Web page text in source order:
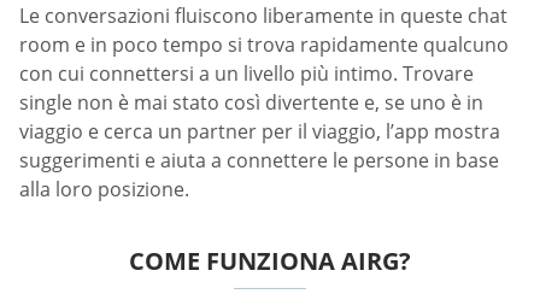
Le conversazioni fluiscono liberamente in queste chat
room e in poco tempo si trova rapidamente qualcuno
con cui connettersi a un livello più intimo. Trovare
single non è mai stato così divertente e, se uno è in
viaggio e cerca un partner per il viaggio, l’app mostra
suggerimenti e aiuta a connettere le persone in base
alla loro posizione.
COME FUNZIONA AIRG?